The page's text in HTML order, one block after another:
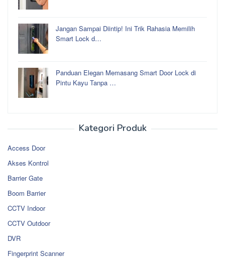
Jangan Sampai Diintip! Ini Trik Rahasia Memilih
Smart Lock d…
Panduan Elegan Memasang Smart Door Lock di
Pintu Kayu Tanpa …
Kategori Produk
Access Door
Akses Kontrol
Barrier Gate
Boom Barrier
CCTV Indoor
CCTV Outdoor
DVR
Fingerprint Scanner